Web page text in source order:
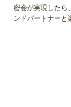
密会が実現したら
ンドパートナーと